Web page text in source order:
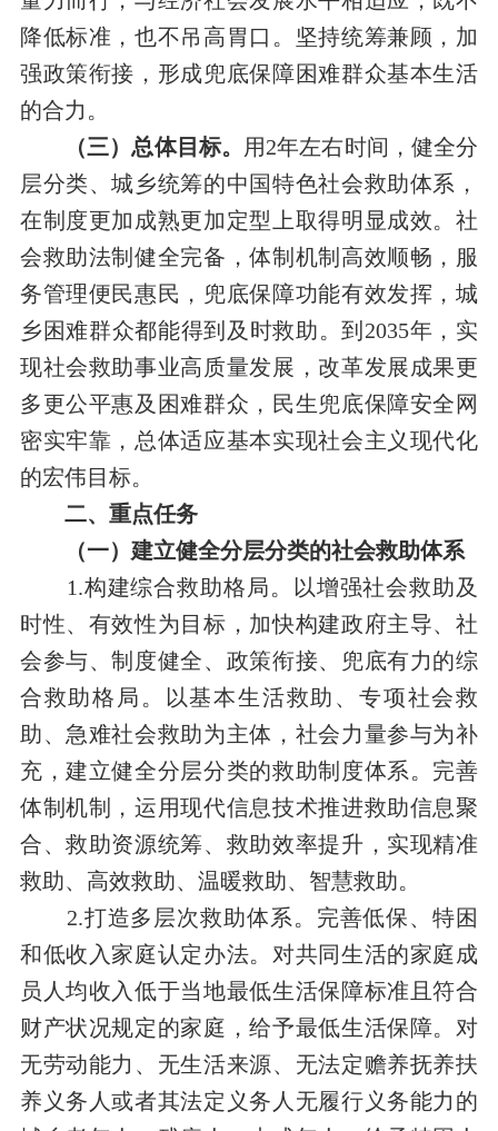
降低标准，也不吊高胃口。坚持统筹兼顾，加
强政策衔接，形成兜底保障困难群众基本生活
的合力。
（三）总体目标。 用2年左右时间，健全分
层分类、城乡统筹的中国特色社会救助体系，
在制度更加成熟更加定型上取得明显成效。社
会救助法制健全完备，体制机制高效顺畅，服
务管理便民惠民，兜底保障功能有效发挥，城
乡困难群众都能得到及时救助。到2035年，实
现社会救助事业高质量发展，改革发展成果更
多更公平惠及困难群众，民生兜底保障安全网
密实牢靠，总体适应基本实现社会主义现代化
的宏伟目标。
二、重点任务
（一）建立健全分层分类的社会救助体系
1.构建综合救助格局。以增强社会救助及
时性、有效性为目标，加快构建政府主导、社
会参与、制度健全、政策衔接、兜底有力的综
合救助格局。以基本生活救助、专项社会救
助、急难社会救助为主体，社会力量参与为补
充，建立健全分层分类的救助制度体系。完善
体制机制，运用现代信息技术推进救助信息聚
合、救助资源统筹、救助效率提升，实现精准
救助、高效救助、温暖救助、智慧救助。
2.打造多层次救助体系。完善低保、特困
和低收入家庭认定办法。对共同生活的家庭成
员人均收入低于当地最低生活保障标准且符合
财产状况规定的家庭，给予最低生活保障。对
无劳动能力、无生活来源、无法定赡养抚养扶
养义务人或者其法定义务人无履行义务能力的